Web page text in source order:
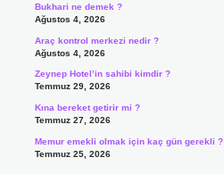
Bukhari ne demek ?
Ağustos 4, 2026
Araç kontrol merkezi nedir ?
Ağustos 4, 2026
Zeynep Hotel’in sahibi kimdir ?
Temmuz 29, 2026
Kına bereket getirir mi ?
Temmuz 27, 2026
Memur emekli olmak için kaç gün gerekli ?
Temmuz 25, 2026